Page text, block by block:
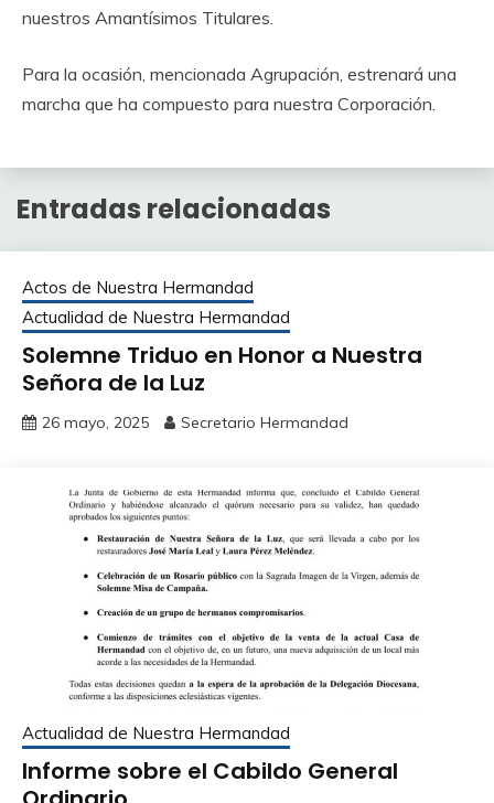
nuestros Amantísimos Titulares.
Para la ocasión, mencionada Agrupación, estrenará una
marcha que ha compuesto para nuestra Corporación.
Entradas relacionadas
Actos de Nuestra Hermandad
Actualidad de Nuestra Hermandad
Solemne Triduo en Honor a Nuestra
Señora de la Luz
26 mayo, 2025 Secretario Hermandad
Actualidad de Nuestra Hermandad
Informe sobre el Cabildo General